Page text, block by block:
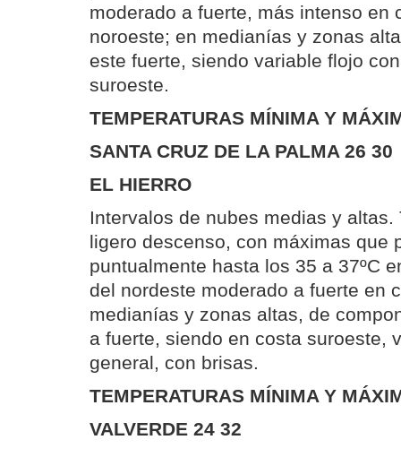
moderado a fuerte, más intenso en
noroeste; en medianías y zonas
este fuerte, siendo variable flojo
suroeste.
TEMPERATURAS MÍNIMA Y
SANTA CRUZ DE LA PALMA 26 30
EL HIERRO
Intervalos de nubes medias y altas.
ligero descenso, con máximas que
puntualmente hasta los 35 a 37ºC
del nordeste moderado a fuerte en
medianías y zonas altas, de
a fuerte, siendo en costa suroeste,
general, con brisas.
TEMPERATURAS MÍNIMA Y
VALVERDE 24 32